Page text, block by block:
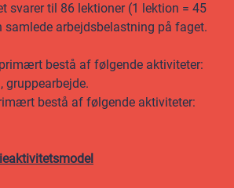
svarer til 86 lektioner (1 lektion = 45
samlede arbejdsbelastning på faget.
bestå af følgende aktiviteter:
gruppearbejde.
bestå af følgende aktiviteter: